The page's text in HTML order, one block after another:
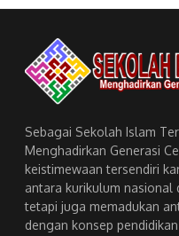
Sebagai Sekolah Islam
Menghadirkan Generasi
keistimewaan tersendiri
antara kurikulum nasional
tetapi juga memadukan
dengan konsep